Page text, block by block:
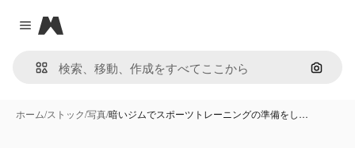
Close menu
Magnific
画像で
ホーム/ストック/写真/暗いジムでスポーツトレーニングの準備をし…